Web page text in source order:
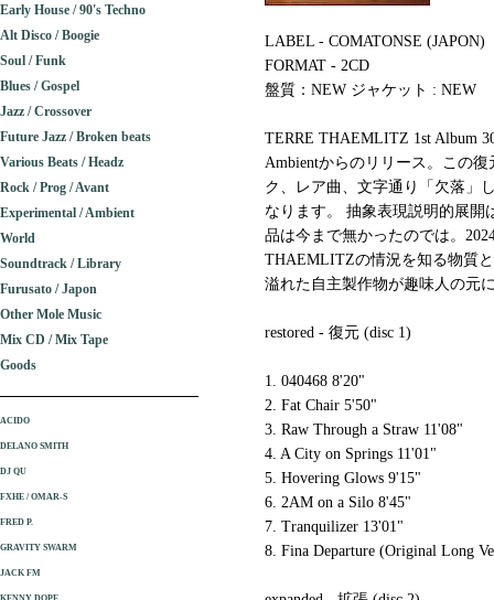
LABEL - COMATONSE (JAPON)
FORMAT - 2CD
盤質：NEW ジャケット : NEW
TERRE THAEMLITZ 1st Album
Ambientからのリリース。この
ク、レア曲、文字通り「欠落」
なります。 抽象表現説明的展開
品は今まで無かったのでは。
THAEMLITZの情況を知る物質
溢れた自主製作物が趣味人の元
restored - 復元 (disc 1)
1. 040468 8'20"
2. Fat Chair 5'50"
3. Raw Through a Straw 11'08"
4. A City on Springs 11'01"
5. Hovering Glows 9'15"
6. 2AM on a Silo 8'45"
7. Tranquilizer 13'01"
8. Fina Departure (Original Long
Early House / 90's Techno
Alt Disco / Boogie
Soul / Funk
Blues / Gospel
Jazz / Crossover
Future Jazz / Broken beats
Various Beats / Headz
Rock / Prog / Avant
Experimental / Ambient
World
Soundtrack / Library
Furusato / Japon
Other Mole Music
Mix CD / Mix Tape
Goods
ACIDO
DELANO SMITH
DJ QU
FXHE / OMAR-S
FRED P.
GRAVITY SWARM
JACK FM